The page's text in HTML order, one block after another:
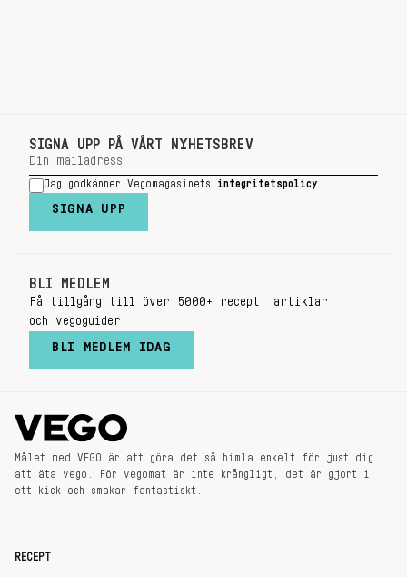
SIGNA UPP PÅ VÅRT NYHETSBREV
Jag godkänner Vegomagasinets integritetspolicy
SIGNA UPP
BLI MEDLEM
Få tillgång till över 5000+ recept, artiklar
och vegoguider!
BLI MEDLEM IDAG
Målet med VEGO är att göra det så himla enkelt för just dig
att äta vego. För vegomat är inte krångligt, det är gjort i
ett kick och smakar fantastiskt.
RECEPT